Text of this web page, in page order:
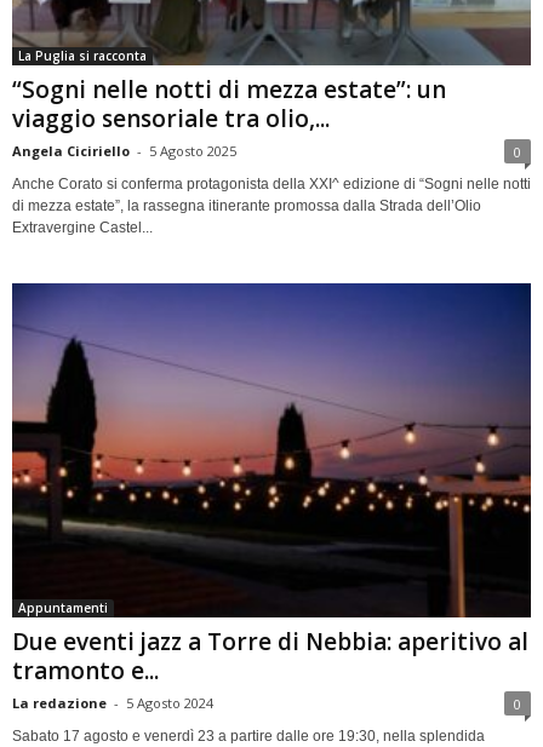
La Puglia si racconta
“Sogni nelle notti di mezza estate”: un
viaggio sensoriale tra olio,...
Angela Ciciriello - 5 Agosto 2025 0
Anche Corato si conferma protagonista della XXI^ edizione di “Sogni nelle notti
di mezza estate”, la rassegna itinerante promossa dalla Strada dell’Olio
Extravergine Castel...
Appuntamenti
Due eventi jazz a Torre di Nebbia: aperitivo al
tramonto e...
La redazione - 5 Agosto 2024 0
Sabato 17 agosto e venerdì 23 a partire dalle ore 19:30, nella splendida